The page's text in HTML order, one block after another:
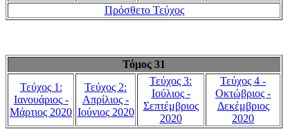
Πρόσθετο Τεύχος
Τόμος 31
Τεύχος 1:
Ιανουάριος -
Μάρτιος 2020
Τεύχος 2:
Απρίλιος -
Ιούνιος 2020
Τεύχος 3:
Ιούλιος -
Σεπτέμβριος
2020
Τεύχος 4 -
Οκτώβριος -
Δεκέμβριος
2020